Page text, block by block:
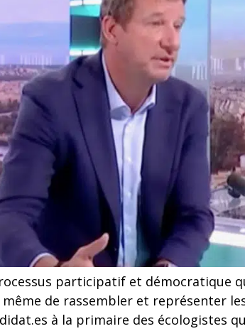
participatif et démocratique
de rassembler et représenter
à la primaire des écologistes